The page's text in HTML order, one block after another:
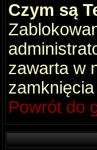
Czym są
zawarta w
Powrót do